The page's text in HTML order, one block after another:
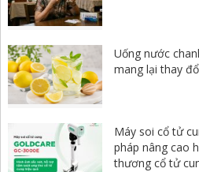
Uống nước
mang lại thay
Máy soi cổ tử
pháp nâng cao
thương cổ tử